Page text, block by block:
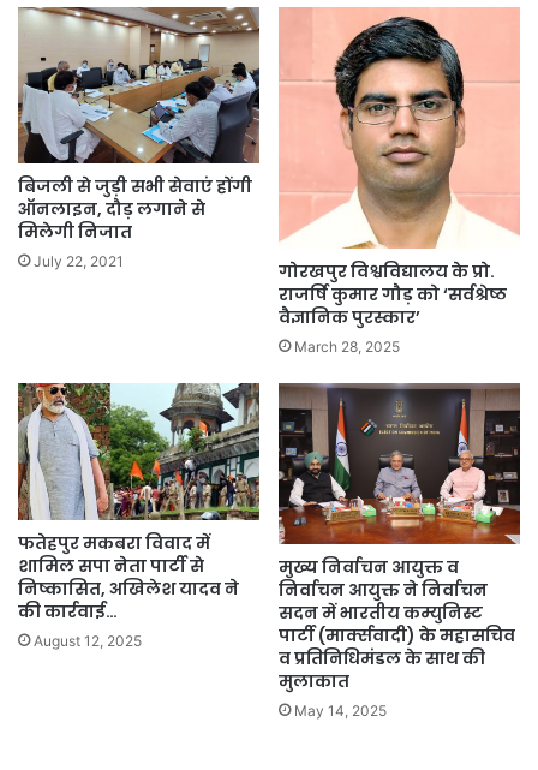
बिजली से जुड़ी सभी सेवाएं होंगी
ऑनलाइन, दौड़ लगाने से
मिलेगी निजात
July 22, 2021
गोरखपुर विश्वविद्यालय के प्रो.
राजर्षि कुमार गौड़ को ‘सर्वश्रेष्ठ
वैज्ञानिक पुरस्कार’
March 28, 2025
फतेहपुर मकबरा विवाद में
शामिल सपा नेता पार्टी से
निष्कासित, अखिलेश यादव ने
की कार्रवाई…
August 12, 2025
मुख्य निर्वाचन आयुक्त व
निर्वाचन आयुक्त ने निर्वाचन
सदन में भारतीय कम्युनिस्ट
पार्टी (मार्क्सवादी) के महासचिव
व प्रतिनिधिमंडल के साथ की
मुलाकात
May 14, 2025